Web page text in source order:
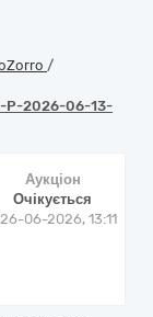
/
P-2026-06-13-
Аукціон
Очікується
26-06-2026, 13:11